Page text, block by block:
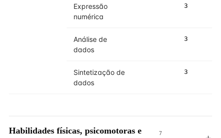
Expressão
numérica
3
Análise de
dados
3
Sintetização de
dados
3
Habilidades físicas, psicomotoras e
7